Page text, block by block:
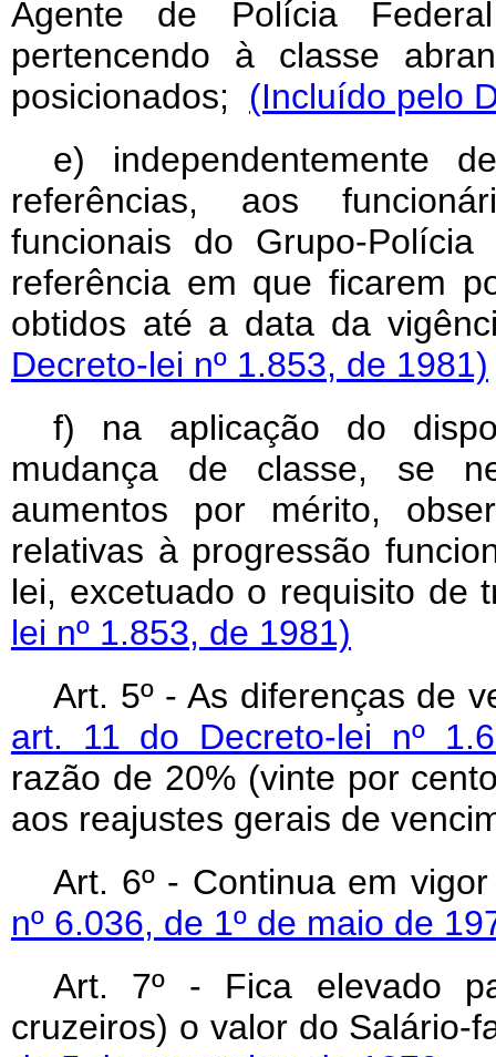
Agente de Polícia
pertencendo à classe
posicionados; (Incluído pelo
e) independentemente
referências, aos
funcionais do Grupo-
referência em que ficarem
obtidos até a data da
Decreto-lei nº 1.853, de 1981)
f) na aplicação do
mudança de classe, se
aumentos por mérito,
relativas à progressão
lei, excetuado o requisito de
lei nº 1.853, de 1981)
Art. 5º - As diferenças de
art. 11 do Decreto-lei nº
razão de 20% (vinte por
aos reajustes gerais de
Art. 6º - Continua em
nº 6.036, de 1º de maio de
Art. 7º - Fica elevado
cruzeiros) o valor do